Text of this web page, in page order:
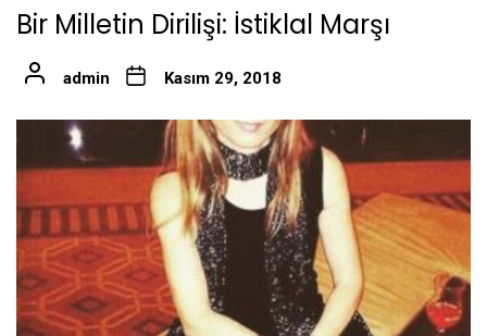
Bir Milletin Dirilişi: İstiklal Marşı
admin Kasım 29, 2018